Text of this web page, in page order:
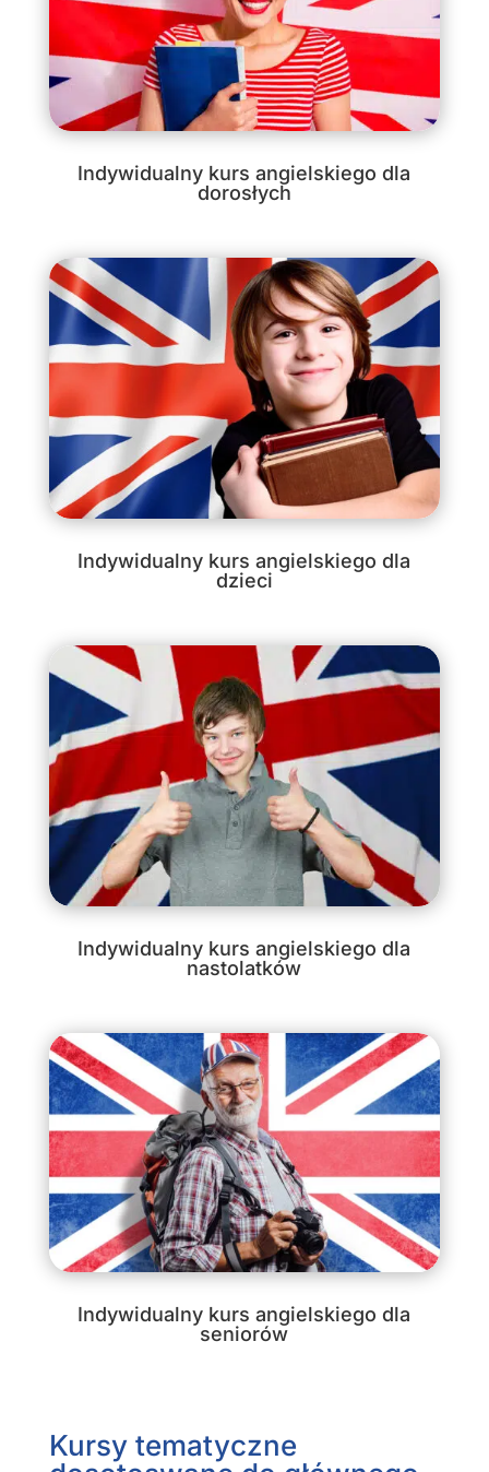
Indywidualny kurs angielskiego dla
dorosłych
Indywidualny kurs angielskiego dla
dzieci
Indywidualny kurs angielskiego dla
nastolatków
Indywidualny kurs angielskiego dla
seniorów
Kursy tematyczne